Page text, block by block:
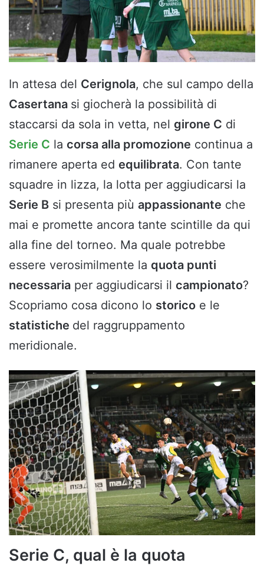
In attesa del Cerignola, che sul campo della
Casertana si giocherà la possibilità di
staccarsi da sola in vetta, nel girone C di
Serie C la corsa alla promozione continua a
rimanere aperta ed equilibrata. Con tante
squadre in lizza, la lotta per aggiudicarsi la
Serie B si presenta più appassionante che
mai e promette ancora tante scintille da qui
alla fine del torneo. Ma quale potrebbe
essere verosimilmente la quota punti
necessaria per aggiudicarsi il campionato?
Scopriamo cosa dicono lo storico e le
statistiche del raggruppamento
meridionale.
Serie C, qual è la quota